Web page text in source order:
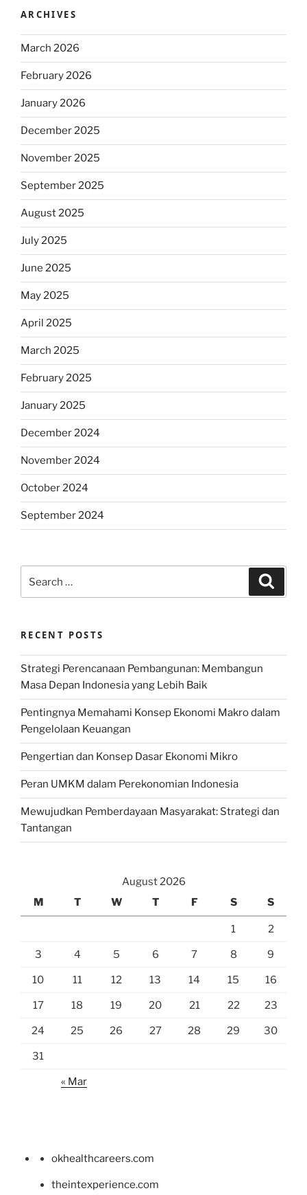
ARCHIVES
March 2026
February 2026
January 2026
December 2025
November 2025
September 2025
August 2025
July 2025
June 2025
May 2025
April 2025
March 2025
February 2025
January 2025
December 2024
November 2024
October 2024
September 2024
for:
RECENT POSTS
Strategi Perencanaan Pembangunan: Membangun
Masa Depan Indonesia yang Lebih Baik
Pentingnya Memahami Konsep Ekonomi Makro dalam
Pengelolaan Keuangan
Pengertian dan Konsep Dasar Ekonomi Mikro
Peran UMKM dalam Perekonomian Indonesia
Mewujudkan Pemberdayaan Masyarakat: Strategi dan
Tantangan
August 2026
M
T W T F S S
1 2
3 4 5 6 7 8 9
10 11 12 13 14 15 16
17 18 19 20 21 22 23
24 25 26 27 28 29 30
31
« Mar
okhealthcareers.com
theintexperience.com